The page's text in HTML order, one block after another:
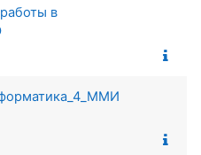
в